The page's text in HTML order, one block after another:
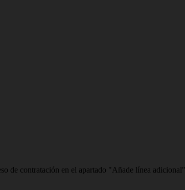
de contratación en el apartado "Añade línea adicional"